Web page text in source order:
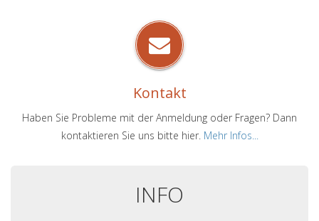
Kontakt
Haben Sie Probleme mit der Anmeldung oder Fragen? Dann
kontaktieren Sie uns bitte hier. Mehr Infos...
INFO